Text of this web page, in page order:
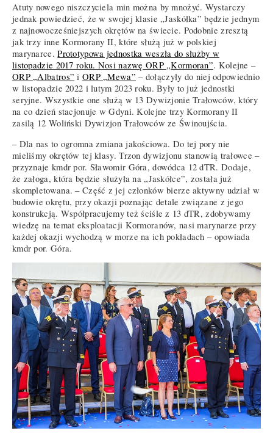
Atuty nowego niszczyciela min można by mnożyć. Wystarczy
jednak powiedzieć, że w swojej klasie „Jaskółka” będzie jednym
z najnowocześniejszych okrętów na świecie. Podobnie zresztą
jak trzy inne Kormorany II, które służą już w polskiej
marynarce.Prototypowa jednostka weszła do służby w
listopadzie 2017 roku. Nosi nazwę ORP „Kormoran”. Kolejne –
ORP „Albatros” i ORP „Mewa” – dołączyły do niej odpowiednio
w listopadzie 2022 i lutym 2023 roku. Były to już jednostki
seryjne. Wszystkie one służą w 13 Dywizjonie Trałowców, który
na co dzień stacjonuje w Gdyni. Kolejne trzy Kormorany II
zasilą 12 Woliński Dywizjon Trałowców ze Świnoujścia.
– Dla nas to ogromna zmiana jakościowa. Do tej pory nie
mieliśmy okrętów tej klasy. Trzon dywizjonu stanowią trałowce –
przyznaje kmdr por. Sławomir Góra, dowódca 12 dTR. Dodaje,
że załoga, która będzie służyła na „Jaskółce”, została już
skompletowana. – Część z jej członków bierze aktywny udział w
budowie okrętu, przy okazji poznając detale związane z jego
konstrukcją. Współpracujemy też ściśle z 13 dTR, zdobywamy
wiedzę na temat eksploatacji Kormoranów, nasi marynarze przy
każdej okazji wychodzą w morze na ich pokładach – opowiada
kmdr por. Góra.